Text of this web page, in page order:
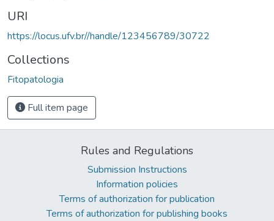
URI
https://locus.ufv.br//handle/123456789/30722
Collections
Fitopatologia
Full item page
Rules and Regulations
Submission Instructions
Information policies
Terms of authorization for publication
Terms of authorization for publishing books